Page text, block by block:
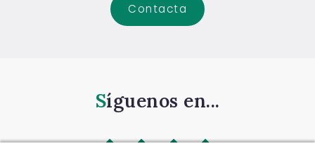
Contacta
Síguenos en...